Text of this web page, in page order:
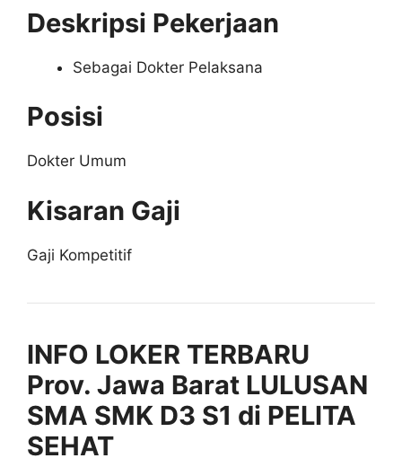
Deskripsi Pekerjaan
Sebagai Dokter Pelaksana
Posisi
Dokter Umum
Kisaran Gaji
Gaji Kompetitif
INFO LOKER TERBARU
Prov. Jawa Barat LULUSAN
SMA SMK D3 S1 di PELITA
SEHAT